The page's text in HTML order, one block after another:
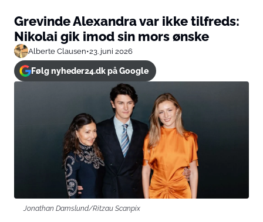
Grevinde Alexandra var ikke tilfreds:
Nikolai gik imod sin mors ønske
Alberte Clausen•23. juni 2026
Følg nyheder24.dk på Google
Jonathan Damslund/Ritzau Scanpix